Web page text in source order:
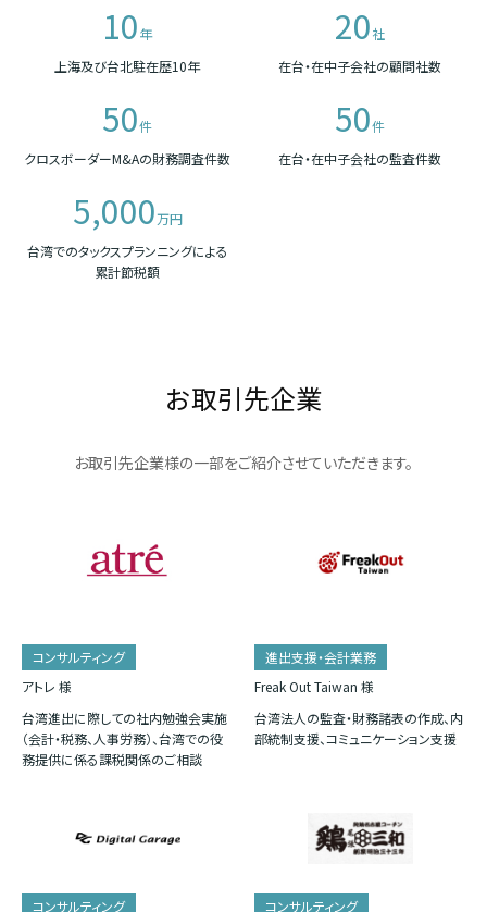
10年
上海及び台北駐在歴10年
20社
在台・在中子会社の顧問社数
50件
クロスボーダーM&Aの財務調査件数
50件
在台・在中子会社の監査件数
5,000万円
台湾でのタックスプランニングによる
累計節税額
お取引先企業
お取引先企業様の一部をご紹介させていただきます。
コンサルティング
アトレ 様
台湾進出に際しての社内勉強会実施
（会計・税務、人事労務）、台湾での役
務提供に係る課税関係のご相談
進出支援・会計業務
Freak Out Taiwan 様
台湾法人の監査・財務諸表の作成、内
部統制支援、コミュニケーション支援
コンサルティング コンサルティング